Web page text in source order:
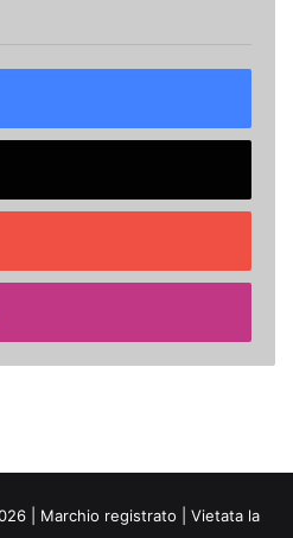
| Marchio registrato | Vietata la